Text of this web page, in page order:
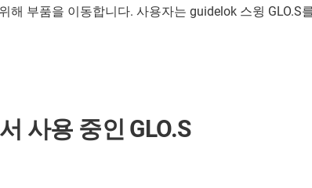
해 부품을 이동합니다. 사용자는 guidelok 스윙
사용 중인 GLO.S